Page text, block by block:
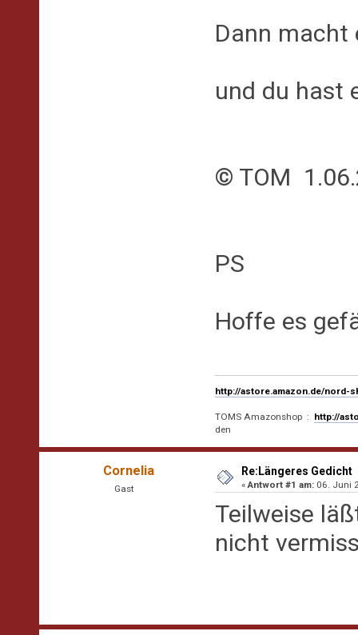
Dann macht
und du hast
© TOM
PS
Hoffe es
http://astore.amazon.de/nord-
TOMS Amazonshop : http://
den
Cornelia
Gast
Re:Längeres Gedicht
«Antwort #1 am: 06. Juni
Teilweise
nicht